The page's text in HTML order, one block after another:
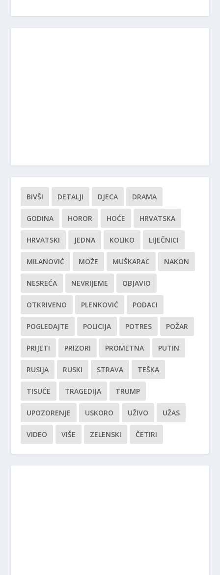
BIVŠI DETALJI DJECA DRAMA
GODINA HOROR HOĆE HRVATSKA
HRVATSKI JEDNA KOLIKO LIJEČNICI
MILANOVIĆ MOŽE MUŠKARAC NAKON
NESREĆA NEVRIJEME OBJAVIO
OTKRIVENO PLENKOVIĆ PODACI
POGLEDAJTE POLICIJA POTRES POŽAR
PRIJETI PRIZORI PROMETNA PUTIN
RUSIJA RUSKI STRAVA TEŠKA
TISUĆE TRAGEDIJA TRUMP
UPOZORENJE USKORO UŽIVO UŽAS
VIDEO VIŠE ZELENSKI ČETIRI